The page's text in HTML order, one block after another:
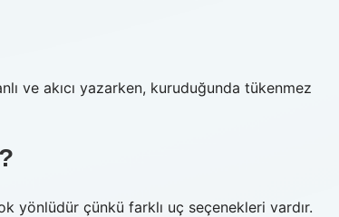
ve akıcı yazarken, kuruduğunda tükenmez
yönlüdür çünkü farklı uç seçenekleri vardır.